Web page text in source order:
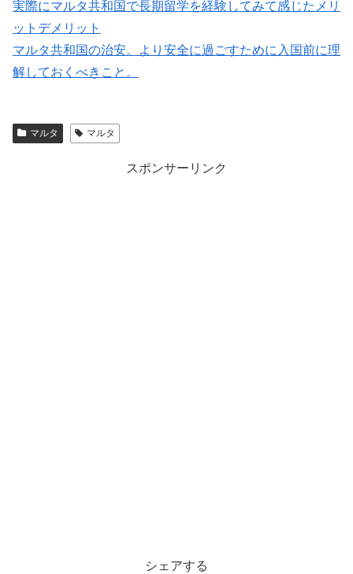
実際にマルタ共和国で長期留学を経験してみて感じたメリ
ットデメリット
マルタ共和国の治安。より安全に過ごすために入国前に理
解しておくべきこと。
マルタ マルタ
スポンサーリンク
シェアする